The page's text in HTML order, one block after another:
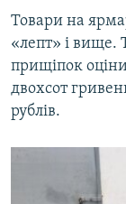
Товари на
«лепт» і вище.
прищіпок
двохсот
рублів.